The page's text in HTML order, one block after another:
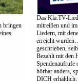
bringen
Das Kla.TV-
mitreißen und
Liedern, mit
erreicht wurden.
geschrieben,
Bezahlt mit den
Spendenaufrufe
hörbar anders,
DICH erhältlich.